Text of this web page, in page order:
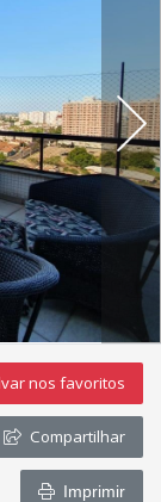
nos favoritos
Compartilhar
Imprimir